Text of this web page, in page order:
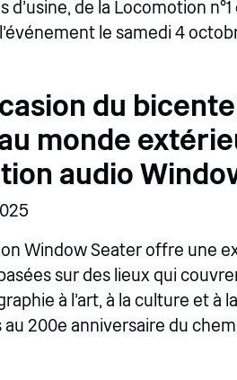
d'usine, de la Locomotion
le samedi 4
du
monde
audio
Window Seater offre une
sur des lieux qui
à l'art, à la culture et
au 200e anniversaire du